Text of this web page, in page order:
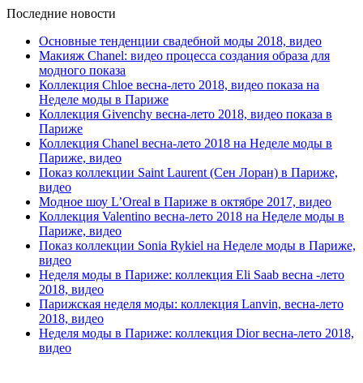
Последние новости
Основные тенденции свадебной моды 2018, видео
Макияж Chanel: видео процесса создания образа для
модного показа
Коллекция Chloe весна-лето 2018, видео показа на
Неделе моды в Париже
Коллекция Givenchy весна-лето 2018, видео показа в
Париже
Коллекция Chanel весна-лето 2018 на Неделе моды в
Париже, видео
Показ коллекции Saint Laurent (Сен Лоран) в Париже,
видео
Модное шоу L’Oreal в Париже в октябре 2017, видео
Коллекция Valentino весна-лето 2018 на Неделе моды в
Париже, видео
Показ коллекции Sonia Rykiel на Неделе моды в Париже,
видео
Неделя моды в Париже: коллекция Eli Saab весна -лето
2018, видео
Парижская неделя моды: коллекция Lanvin, весна-лето
2018, видео
Неделя моды в Париже: коллекция Dior весна-лето 2018,
видео